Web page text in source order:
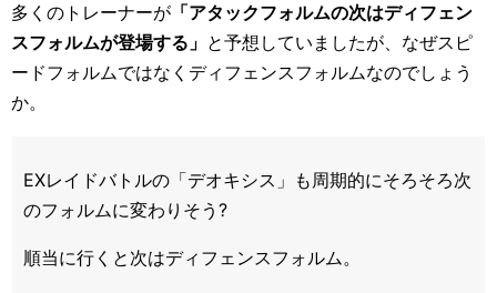
多くのトレーナーが 「アタックフォルムの次はディフェン
スフォルムが登場する」 と予想していましたが、なぜスピ
ードフォルムではなくディフェンスフォルムなのでしょう
か。
EXレイドバトルの「デオキシス」も周期的にそろそろ次
のフォルムに変わりそう?
順当に行くと次はディフェンスフォルム。